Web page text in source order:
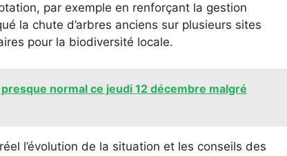
par exemple en renforçant la gestion
la chute d’arbres anciens sur plusieurs sites
pour la biodiversité locale.
normal ce jeudi 12 décembre malgré
l’évolution de la situation et les conseils des